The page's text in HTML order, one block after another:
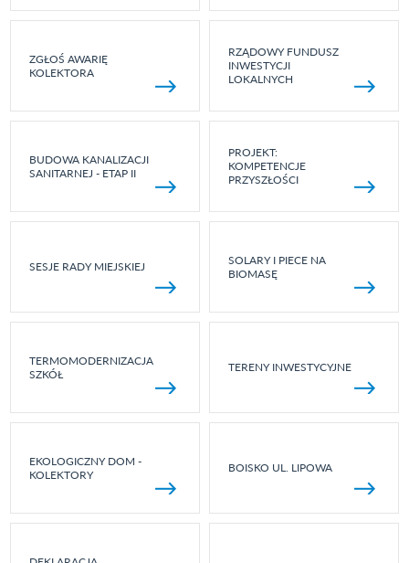
ZGŁOŚ AWARIĘ
KOLEKTORA
RZĄDOWY FUNDUSZ
INWESTYCJI
LOKALNYCH
BUDOWA KANALIZACJI
SANITARNEJ - ETAP II
PROJEKT:
KOMPETENCJE
PRZYSZŁOŚCI
SESJE RADY MIEJSKIEJ
SOLARY I PIECE NA
BIOMASĘ
TERMOMODERNIZACJA
SZKÓŁ
TERENY INWESTYCYJNE
EKOLOGICZNY DOM -
KOLEKTORY
BOISKO UL. LIPOWA